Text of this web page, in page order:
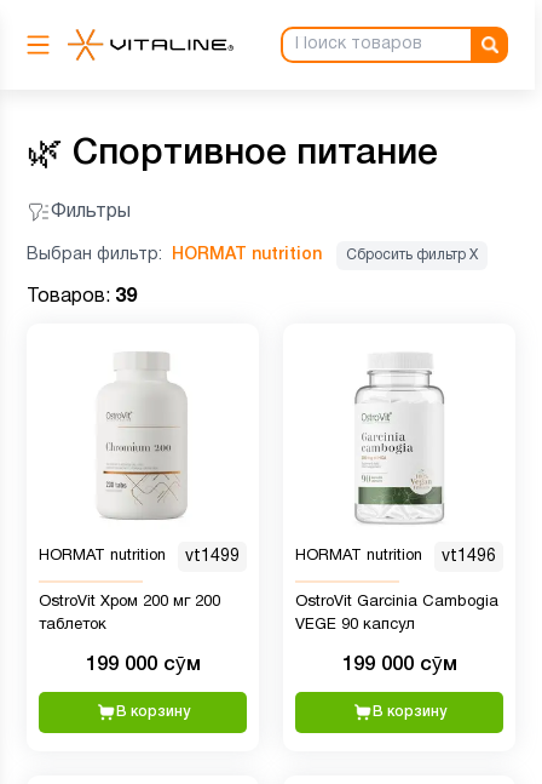
🌿 Спортивное питание
Фильтры
Выбран фильтр: HORMAT nutrition Сбросить фильтр Х
Товаров: 39
HORMAT nutrition vt1499
OstroVit Хром 200 мг 200
таблеток
199 000 сӯм
В корзину
HORMAT nutrition vt1496
OstroVit Garcinia Cambogia
VEGE 90 капсул
199 000 сӯм
В корзину